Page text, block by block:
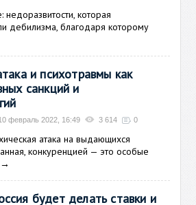
которая
дебилизма, благодаря которому
и психотравмы как
санкций и
февраль 2022, 16:49 3 614 0
атака на выдающихся
конкуренцией — это особые
→
будет делать ставки и